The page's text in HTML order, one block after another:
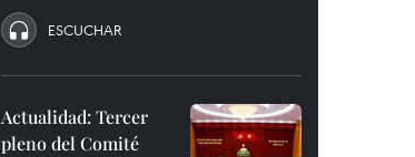
ESCUCHAR
Actualidad: Tercer
pleno del Comité